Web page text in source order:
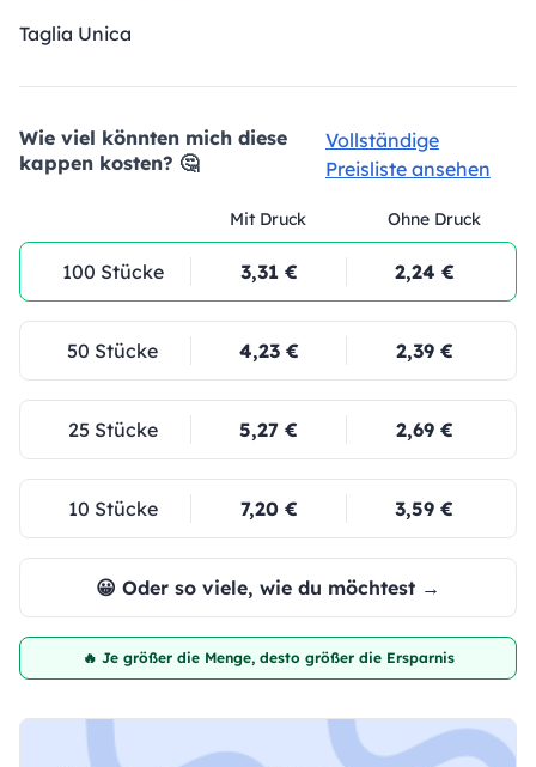
Taglia Unica
Wie viel könnten mich diese
kappen kosten? 🤔
Vollständige
Preisliste ansehen
Mit Druck Ohne Druck
100 Stücke 3,31 € 2,24 €
50 Stücke 4,23 € 2,39 €
25 Stücke 5,27 € 2,69 €
10 Stücke 7,20 € 3,59 €
😀 Oder so viele, wie du möchtest →
🔥 Je größer die Menge, desto größer die Ersparnis